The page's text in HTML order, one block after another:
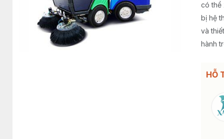
có thể
bị hệ
và
hành
HỖ